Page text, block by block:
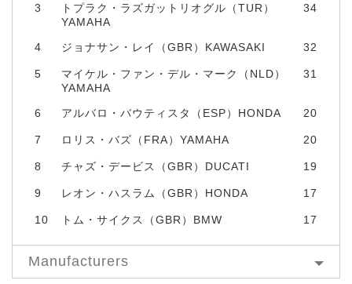
3
トプラク・ラズガットリオグル（TUR）
YAMAHA
34
4 ジョナサン・レイ（GBR）KAWASAKI 32
5
マイケル・ファン・デル・マーク（NLD）
YAMAHA
31
6 アルバロ・バウティスタ（ESP）HONDA 20
7 ロリス・バズ（FRA）YAMAHA 20
8 チャズ・デービス（GBR）DUCATI 19
9 レオン・ハスラム（GBR）HONDA 17
10 トム・サイクス（GBR）BMW 17
Manufacturers